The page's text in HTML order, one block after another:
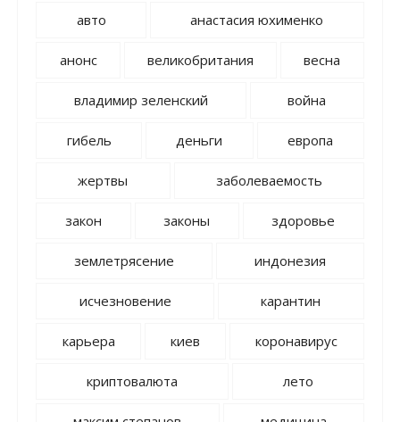
авто анастасия юхименко
анонс великобритания весна
владимир зеленский война
гибель деньги европа
жертвы заболеваемость
закон законы здоровье
землетрясение индонезия
исчезновение карантин
карьера киев коронавирус
криптовалюта лето